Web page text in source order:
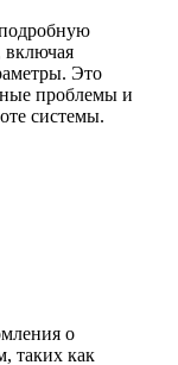
включая
Это
проблемы и
системы.
о
таких как